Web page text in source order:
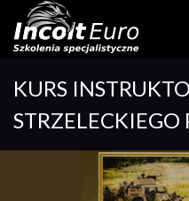
content
KURS
STRZELECKIEGO